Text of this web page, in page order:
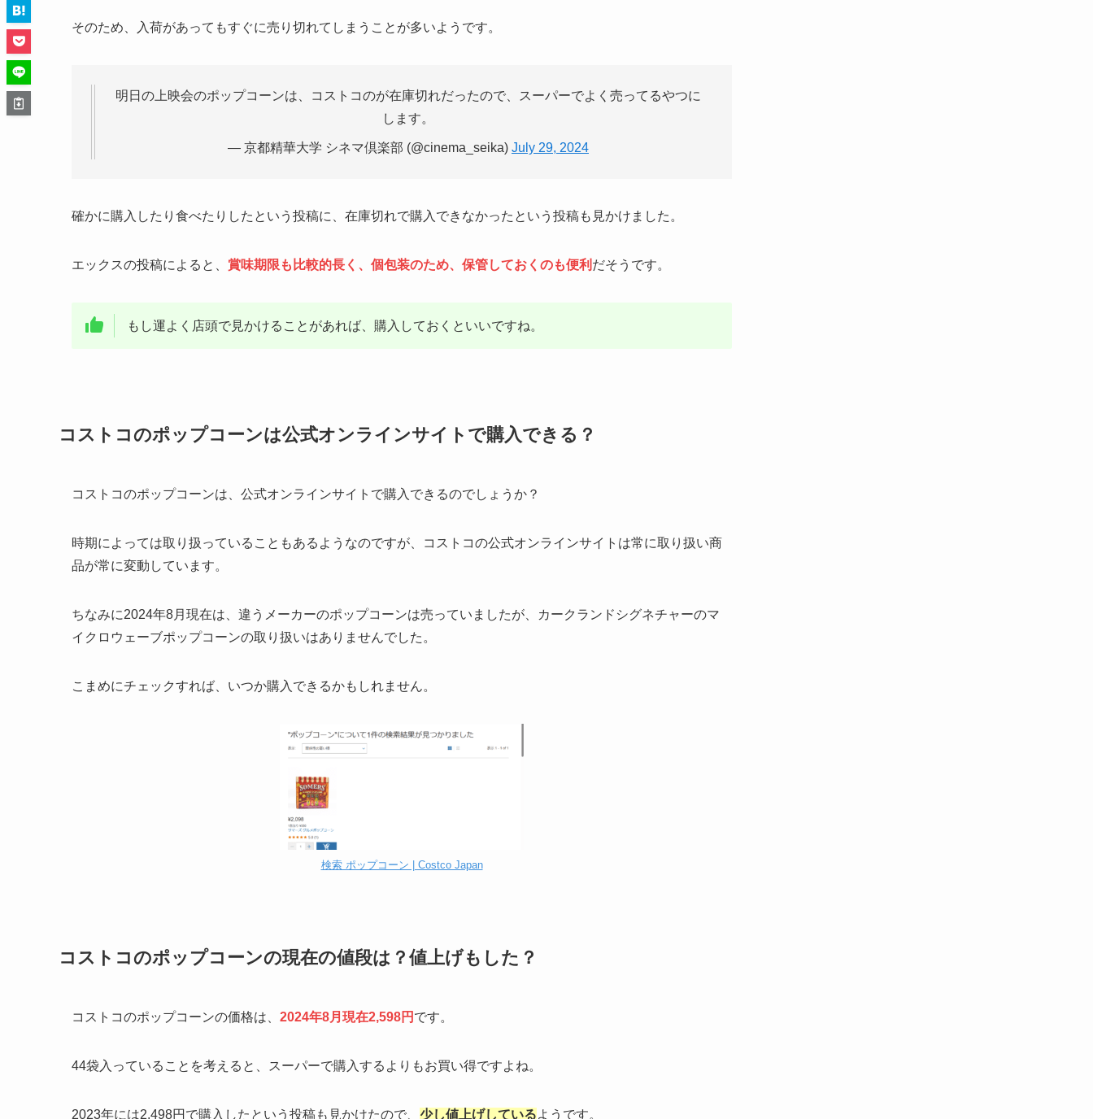
そのため、入荷があってもすぐに売り切れてしまうことが多いようです。
明日の上映会のポップコーンは、コストコのが在庫切れだったので、スーパーでよく売ってるやつに
します。
— 京都精華大学 シネマ倶楽部 (@cinema_seika) July 29, 2024
確かに購入したり食べたりしたという投稿に、在庫切れで購入できなかったという投稿も見かけました。
エックスの投稿によると、 賞味期限も比較的長く、個包装のため、保管しておくのも便利 だそうです。
もし運よく店頭で見かけることがあれば、購入しておくといいですね。
コストコのポップコーンは公式オンラインサイトで購入できる？
コストコのポップコーンは、公式オンラインサイトで購入できるのでしょうか？
時期によっては取り扱っていることもあるようなのですが、コストコの公式オンラインサイトは常に取り扱い商
品が常に変動しています。
ちなみに2024年8月現在は、違うメーカーのポップコーンは売っていましたが、カークランドシグネチャーのマ
イクロウェーブポップコーンの取り扱いはありませんでした。
こまめにチェックすれば、いつか購入できるかもしれません。
検索 ポップコーン | Costco Japan
コストコのポップコーンの現在の値段は？値上げもした？
コストコのポップコーンの価格は、 2024年8月現在2,598円 です。
44袋入っていることを考えると、スーパーで購入するよりもお買い得ですよね。
2023年には2,498円で購入したという投稿も見かけたので、 少し値上げしているようです。